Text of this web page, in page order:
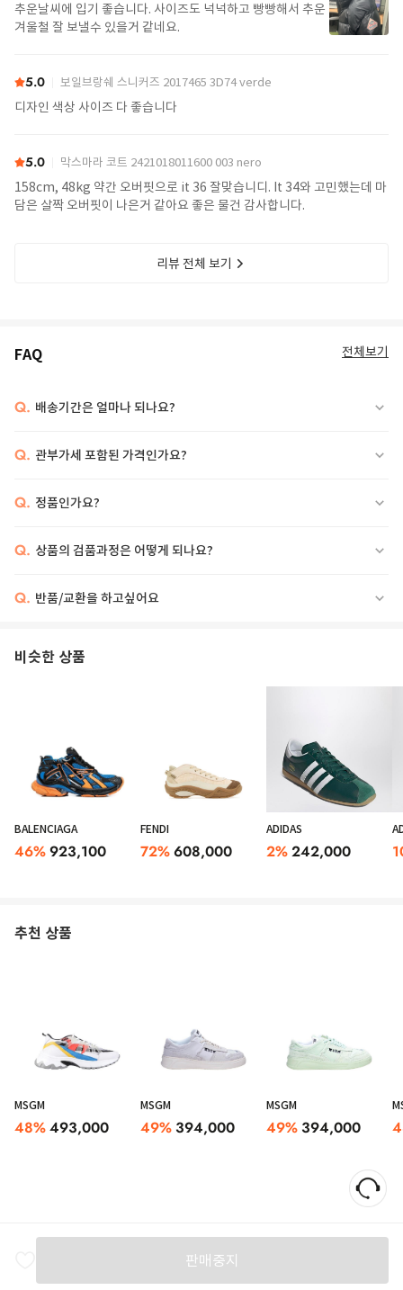
추운날씨에 입기 좋습니다. 사이즈도 넉넉하고 빵빵해서 추운
겨울철 잘 보낼수 있을거 같네요.
5.0 보일브랑쉐 스니커즈 2017465 3D74 verde
디자인 색상 사이즈 다 좋습니다
5.0 막스마라 코트 2421018011600 003 nero
158cm, 48kg 약간 오버핏으로 it 36 잘맞습니디. It 34와 고민했는데 마
담은 살짝 오버핏이 나은거 같아요 좋은 물건 감사합니다.
리뷰 전체 보기
FAQ 전체보기
Q. 배송기간은 얼마나 되나요?
Q. 관부가세 포함된 가격인가요?
Q. 정품인가요?
Q. 상품의 검품과정은 어떻게 되나요?
Q. 반품/교환을 하고싶어요
비슷한 상품
BALENCIAGA
46%923,100
FENDI
72%608,000
ADIDAS
2%242,000
추천 상품
MSGM
48%493,000
MSGM
49% 394,000
MSGM
49% 394,000
판매중지